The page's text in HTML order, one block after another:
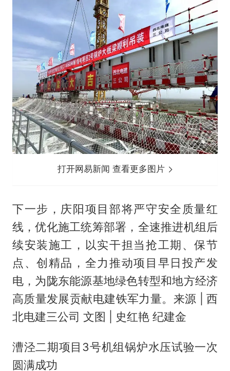
打开网易新闻 查看更多图片
下一步，庆阳项目部将严守安全质量红
线，优化施工统筹部署，全速推进机组后
续安装施工，以实干担当抢工期、保节
点、创精品，全力推动项目早日投产发
电，为陇东能源基地绿色转型和地方经济
高质量发展贡献电建铁军力量。来源 | 西
北电建三公司 文图 | 史红艳 纪建金
漕泾二期项目3号机组锅炉水压试验一次
圆满成功